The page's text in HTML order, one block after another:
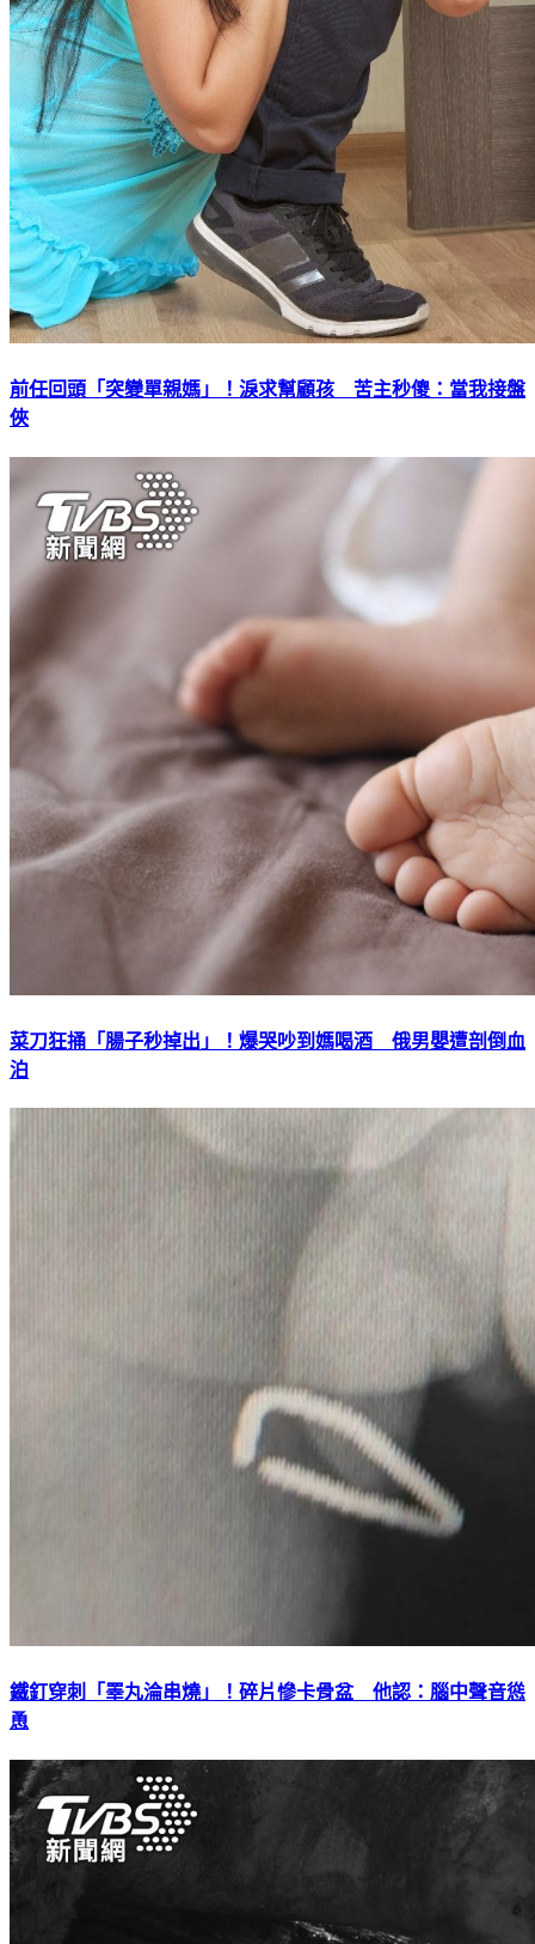
前任回頭「突變單親媽」！淚求幫顧孩 苦主秒傻：當我接盤
俠
菜刀狂捅「腸子秒掉出」！爆哭吵到媽喝酒 俄男嬰遭剖倒血
泊
鐵釘穿刺「睪丸淪串燒」！碎片慘卡骨盆 他認：腦中聲音慫
恿